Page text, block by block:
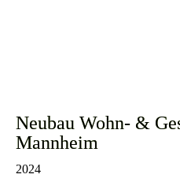
Neubau Wohn- &
Mannheim
2024